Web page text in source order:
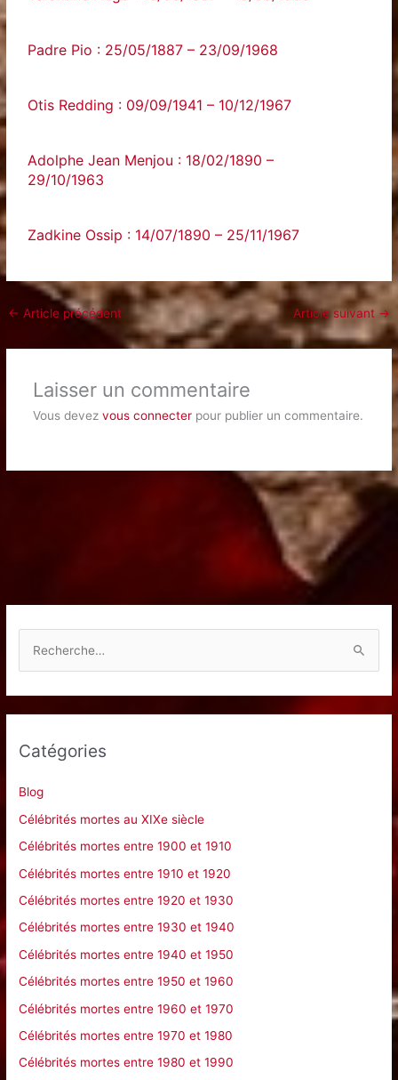
Padre Pio : 25/05/1887 – 23/09/1968
Otis Redding : 09/09/1941 – 10/12/1967
Adolphe Jean Menjou : 18/02/1890 –
29/10/1963
Zadkine Ossip : 14/07/1890 – 25/11/1967
← Article précédent Article suivant →
Laisser un commentaire
Vous devez vous connecterpour publier un commentaire.
h
r
:
Catégories
Blog
Célébrités mortes au XIXe siècle
Célébrités mortes entre 1900 et 1910
Célébrités mortes entre 1910 et 1920
Célébrités mortes entre 1920 et 1930
Célébrités mortes entre 1930 et 1940
Célébrités mortes entre 1940 et 1950
Célébrités mortes entre 1950 et 1960
Célébrités mortes entre 1960 et 1970
Célébrités mortes entre 1970 et 1980
Célébrités mortes entre 1980 et 1990